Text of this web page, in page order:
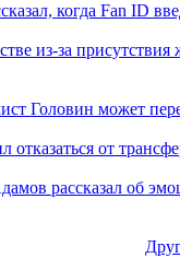
когда Fan ID
из-за присутствия
Головин может
отказаться от
рассказал об